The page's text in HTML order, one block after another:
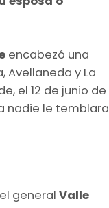
encabezó una
Avellaneda y La
el 12 de junio de
nadie le temblara
general Valle